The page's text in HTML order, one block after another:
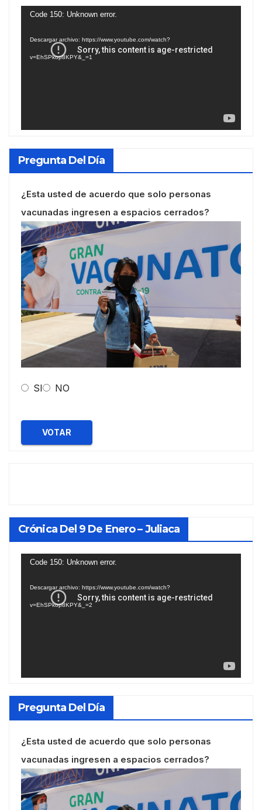
Reproductor
Code 150: Unknown error.
Descargar archivo: https://www.youtube.com/watch?
v=EhSPkop8KPY&_=1
Pregunta Del Día
¿Esta usted de acuerdo que solo personas
vacunadas ingresen a espacios cerrados?
SI NO
VOTAR
Crónica Del 9 De Enero – Juliaca
Reproductor
Code 150: Unknown error.
Descargar archivo: https://www.youtube.com/watch?
v=EhSPkop8KPY&_=2
Pregunta Del Día
¿Esta usted de acuerdo que solo personas
vacunadas ingresen a espacios cerrados?